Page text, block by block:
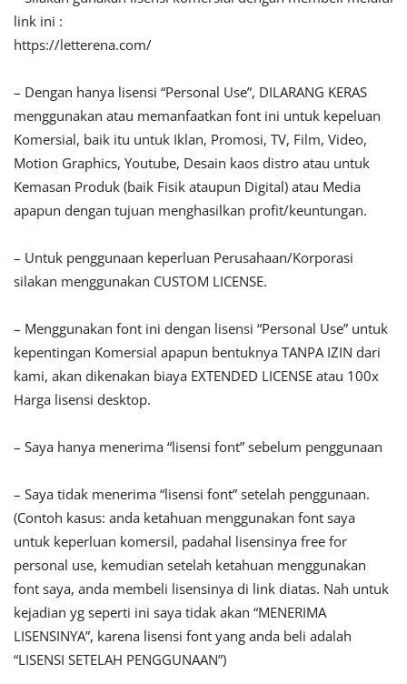
link ini :
https://letterena.com/
– Dengan hanya lisensi “Personal Use”, DILARANG KERAS
menggunakan atau memanfaatkan font ini untuk kepeluan
Komersial, baik itu untuk Iklan, Promosi, TV, Film, Video,
Motion Graphics, Youtube, Desain kaos distro atau untuk
Kemasan Produk (baik Fisik ataupun Digital) atau Media
apapun dengan tujuan menghasilkan profit/keuntungan.
– Untuk penggunaan keperluan Perusahaan/Korporasi
silakan menggunakan CUSTOM LICENSE.
– Menggunakan font ini dengan lisensi “Personal Use” untuk
kepentingan Komersial apapun bentuknya TANPA IZIN dari
kami, akan dikenakan biaya EXTENDED LICENSE atau 100x
Harga lisensi desktop.
– Saya hanya menerima “lisensi font” sebelum penggunaan
– Saya tidak menerima “lisensi font” setelah penggunaan.
(Contoh kasus: anda ketahuan menggunakan font saya
untuk keperluan komersil, padahal lisensinya free for
personal use, kemudian setelah ketahuan menggunakan
font saya, anda membeli lisensinya di link diatas. Nah untuk
kejadian yg seperti ini saya tidak akan “MENERIMA
LISENSINYA”, karena lisensi font yang anda beli adalah
“LISENSI SETELAH PENGGUNAAN”)